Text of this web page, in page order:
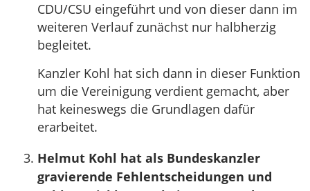
CDU/CSU eingeführt und von dieser dann im
weiteren Verlauf zunächst nur halbherzig
begleitet.
Kanzler Kohl hat sich dann in dieser Funktion
um die Vereinigung verdient gemacht, aber
hat keineswegs die Grundlagen dafür
erarbeitet.
Helmut Kohl hat als Bundeskanzler
gravierende Fehlentscheidungen und